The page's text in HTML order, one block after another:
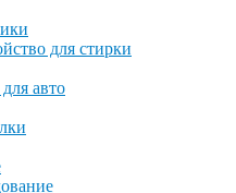
для стирки
авто